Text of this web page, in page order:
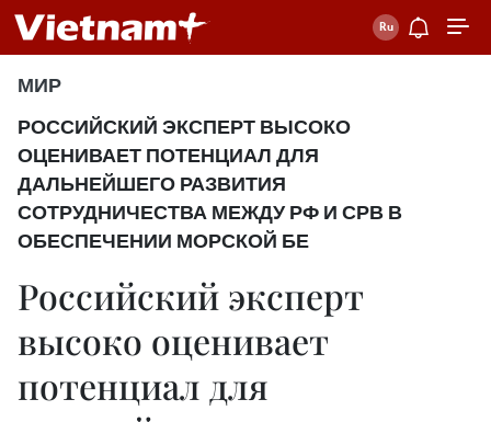
МИР
РОССИЙСКИЙ ЭКСПЕРТ ВЫСОКО
ОЦЕНИВАЕТ ПОТЕНЦИАЛ ДЛЯ
ДАЛЬНЕЙШЕГО РАЗВИТИЯ
СОТРУДНИЧЕСТВА МЕЖДУ РФ И СРВ В
ОБЕСПЕЧЕНИИ МОРСКОЙ БЕ
Российский эксперт
высоко оценивает
потенциал для